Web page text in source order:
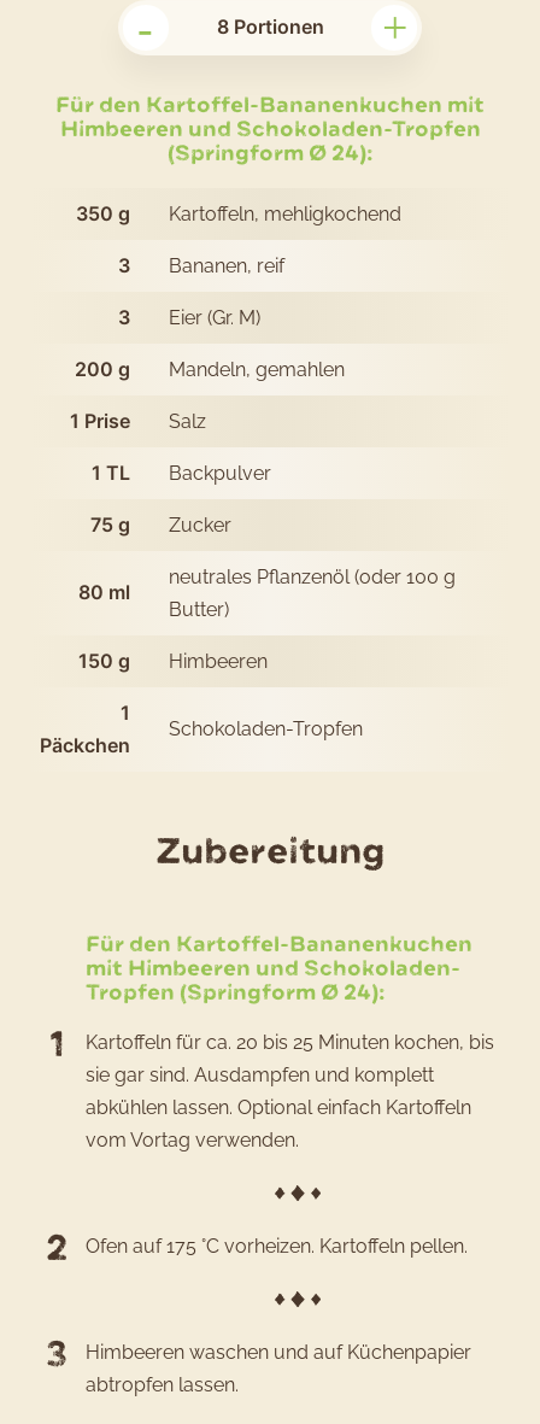
Rezept
Kartoffel-
mit
und
- 8 Portionen +
Für den Kartoffel-Bananenkuchen mit
Himbeeren und Schokoladen-Tropfen
(Springform Ø 24):
350 g Kartoffeln, mehligkochend
3 Bananen, reif
3 Eier (Gr. M)
200 g Mandeln, gemahlen
1 Prise Salz
1 TL Backpulver
75 g Zucker
80 ml
neutrales Pflanzenöl (oder 100 g
Butter)
150 g Himbeeren
1
Päckchen
Schokoladen-Tropfen
Zubereitung
mit
und
Für den Kartoffel-Bananenkuchen
mit Himbeeren und Schokoladen-
Tropfen (Springform Ø 24):
Kartoffeln für ca. 20 bis 25 Minuten kochen, bis
sie gar sind. Ausdampfen und komplett
abkühlen lassen. Optional einfach Kartoffeln
vom Vortag verwenden.
Ofen auf 175 °C vorheizen. Kartoffeln pellen.
Himbeeren waschen und auf Küchenpapier
abtropfen lassen.